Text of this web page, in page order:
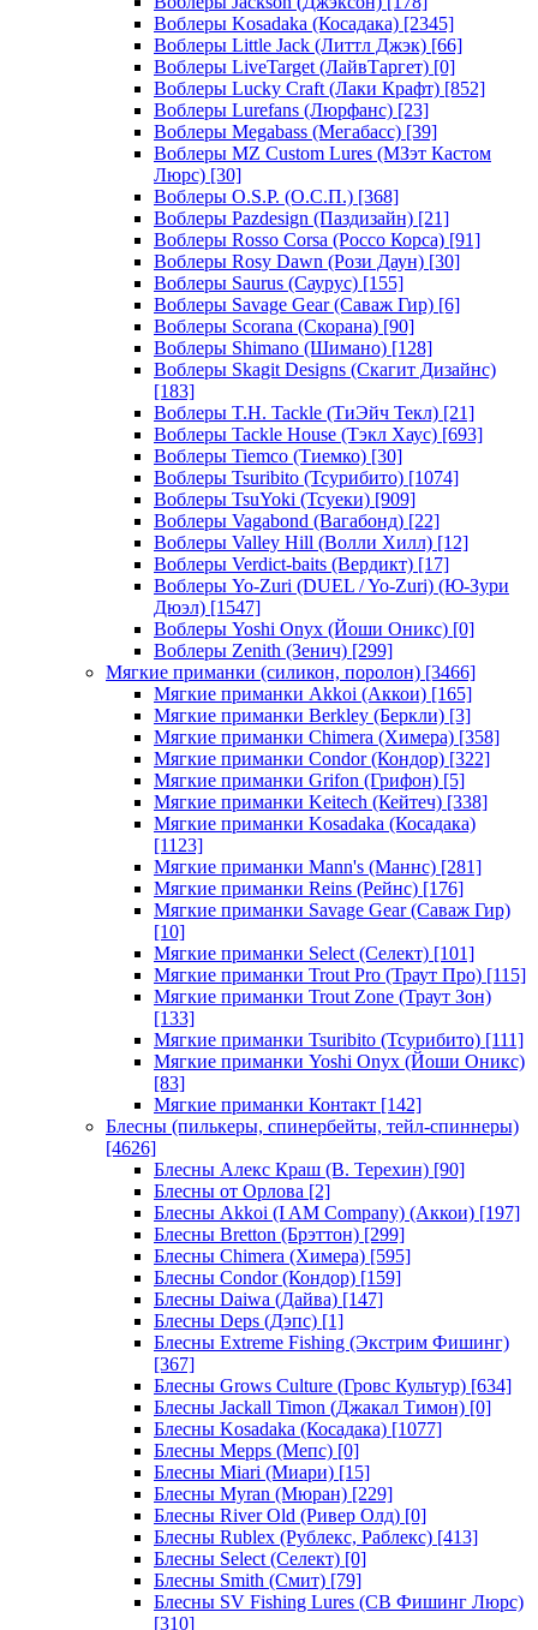
Воблеры Kosadaka (Косадака) [2345]
Воблеры Little Jack (Литтл Джэк) [66]
Воблеры LiveTarget (ЛайвТаргет) [0]
Воблеры Lucky Craft (Лаки Крафт) [852]
Воблеры Lurefans (Люрфанс) [23]
Воблеры Megabass (Мегабасс) [39]
Воблеры MZ Custom Lures (МЗэт Кастом
Люрс) [30]
Воблеры O.S.P. (О.С.П.) [368]
Воблеры Pazdesign (Паздизайн) [21]
Воблеры Rosso Corsa (Россо Корса) [91]
Воблеры Rosy Dawn (Рози Даун) [30]
Воблеры Saurus (Саурус) [155]
Воблеры Savage Gear (Саваж Гир) [6]
Воблеры Scorana (Скорана) [90]
Воблеры Shimano (Шимано) [128]
Воблеры Skagit Designs (Скагит Дизайнс)
[183]
Воблеры T.H. Tackle (ТиЭйч Текл) [21]
Воблеры Tackle House (Тэкл Хаус) [693]
Воблеры Tiemco (Тиемко) [30]
Воблеры Tsuribito (Тсурибито) [1074]
Воблеры TsuYoki (Тсуеки) [909]
Воблеры Vagabond (Вагабонд) [22]
Воблеры Valley Hill (Волли Хилл) [12]
Воблеры Verdict-baits (Вердикт) [17]
Воблеры Yo-Zuri (DUEL / Yo-Zuri) (Ю-Зури
Дюэл) [1547]
Воблеры Yoshi Onyx (Йоши Оникс) [0]
Воблеры Zenith (Зенич) [299]
Мягкие приманки (силикон, поролон) [3466]
Мягкие приманки Akkoi (Аккои) [165]
Мягкие приманки Berkley (Беркли) [3]
Мягкие приманки Chimera (Химера) [358]
Мягкие приманки Condor (Кондор) [322]
Мягкие приманки Grifon (Грифон) [5]
Мягкие приманки Keitech (Кейтеч) [338]
Мягкие приманки Kosadaka (Косадака)
[1123]
Мягкие приманки Mann's (Маннс) [281]
Мягкие приманки Reins (Рейнс) [176]
Мягкие приманки Savage Gear (Саваж Гир)
[10]
Мягкие приманки Select (Селект) [101]
Мягкие приманки Trout Pro (Траут Про) [115]
Мягкие приманки Trout Zone (Траут Зон)
[133]
Мягкие приманки Tsuribito (Тсурибито) [111]
Мягкие приманки Yoshi Onyx (Йоши Оникс)
[83]
Мягкие приманки Контакт [142]
Блесны (пилькеры, спинербейты, тейл-спиннеры)
[4626]
Блесны Алекс Краш (В. Терехин) [90]
Блесны от Орлова [2]
Блесны Akkoi (I AM Company) (Аккои) [197]
Блесны Bretton (Брэттон) [299]
Блесны Chimera (Химера) [595]
Блесны Condor (Кондор) [159]
Блесны Daiwa (Дайва) [147]
Блесны Deps (Дэпс) [1]
Блесны Extreme Fishing (Экстрим Фишинг)
[367]
Блесны Grows Culture (Гровс Культур) [634]
Блесны Jackall Timon (Джакал Тимон) [0]
Блесны Kosadaka (Косадака) [1077]
Блесны Mepps (Мепс) [0]
Блесны Miari (Миари) [15]
Блесны Myran (Мюран) [229]
Блесны River Old (Ривер Олд) [0]
Блесны Rublex (Рублекс, Раблекс) [413]
Блесны Select (Селект) [0]
Блесны Smith (Смит) [79]
Блесны SV Fishing Lures (СВ Фишинг Люрс)
[310]